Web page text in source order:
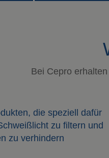
Bei Cepro
die speziell dafür
zu filtern und
zu verhindern